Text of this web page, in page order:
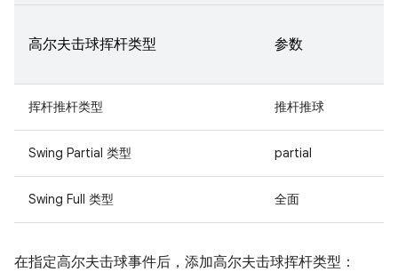
高尔夫击球挥杆类型 参数
挥杆推杆类型 推杆推球
Swing Partial 类型 partial
Swing Full 类型 全面
在指定高尔夫击球事件后，添加高尔夫击球挥杆类型：